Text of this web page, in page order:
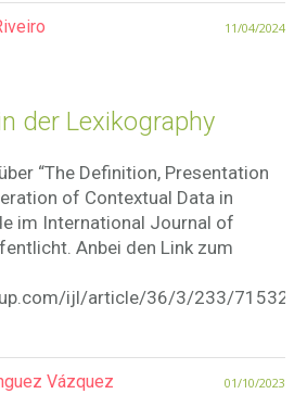
11/04/2024
der Lexikography
“The Definition, Presentation
of Contextual Data in
im International Journal of
Anbei den Link zum
ijl/article/36/3/233/
01/10/2023
Vázquez